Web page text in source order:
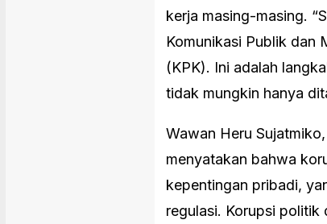
kerja masing-masing.
Komunikasi Publik dan
(KPK). Ini adalah
tidak mungkin hanya
Wawan Heru
menyatakan bahwa
kepentingan pribadi,
regulasi. Korupsi politik